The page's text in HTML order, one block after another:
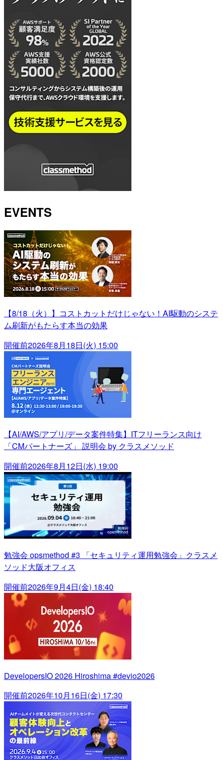
EVENTS
【8/18（火）】コストカットだけじゃない！AI駆動のシステ
ム刷新がもたらす本当の効果
開催前2026年8月18日(火) 15:00
【AI/AWS/アプリ/データ案件特集】ITフリーランス向け
「CMパートナーズ」 説明会 by クラスメソッド
開催前2026年8月12日(水) 19:00
勉強会 opsmethod #3 「セキュリティ運用勉強会」クラスメ
ソッド大阪オフィス
開催前2026年9月4日(金) 18:40
DevelopersIO 2026 Hiroshima #devio2026
開催前2026年10月16日(金) 17:30